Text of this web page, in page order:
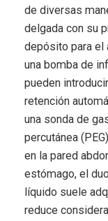
de diversas
delgada con su
depósito para el
una bomba de
pueden
retención
una sonda de
percutánea
en la pared
estómago, el
líquido suele
reduce